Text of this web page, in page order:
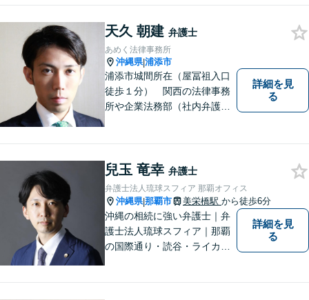
にご連絡ください！
天久 朝建 弁護士
あめく法律事務所
沖縄県|浦添市
浦添市城間所在（屋冨祖入口
徒歩１分） 関西の法律事務
所や企業法務部（社内弁護士
詳細を見
る
兒玉 竜幸 弁護士
弁護士法人琉球スフィア 那覇オフィス
沖縄県|那覇市 美栄橋駅 から徒歩6分
沖縄の相続に強い弁護士｜弁
護士法人琉球スフィア｜那覇
の国際通り・読谷・ライカム
詳細を見
る